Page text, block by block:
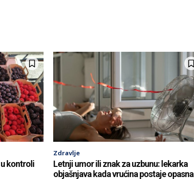
u kontroli
Zdravlje
Letnji umor ili znak za uzbunu: lekarka
objašnjava kada vrućina postaje opasna